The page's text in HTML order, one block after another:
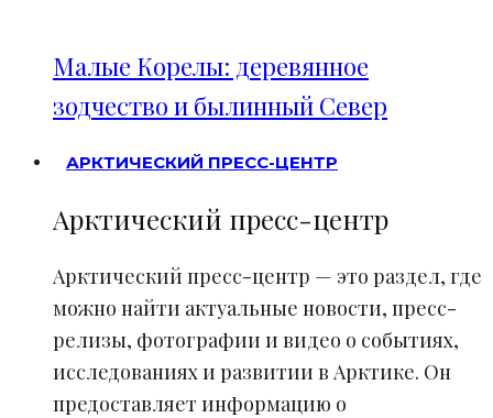
Малые Корелы: деревянное
зодчество и былинный Север
АРКТИЧЕСКИЙ ПРЕСС-ЦЕНТР
Арктический пресс-центр
Арктический пресс-центр — это раздел, где
можно найти актуальные новости, пресс-
релизы, фотографии и видео о событиях,
исследованиях и развитии в Арктике. Он
предоставляет информацию о